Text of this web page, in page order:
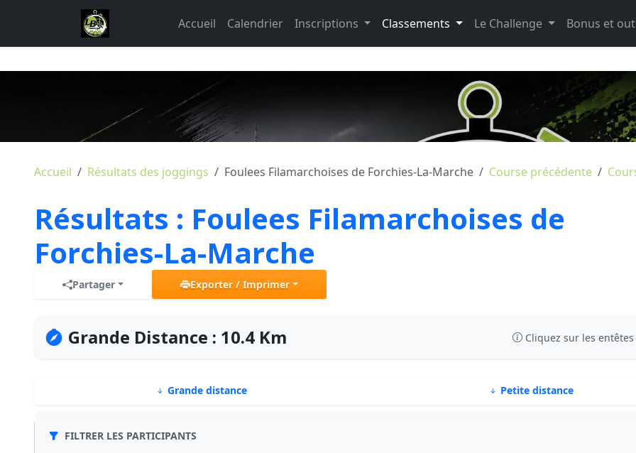
Accueil Calendrier Inscriptions Classements Le Challenge Bonus et
Accueil Résultats des joggings Foulees Filamarchoises de Forchies-La-Marche Course précédente
Résultats : Foulees Filamarchoises de
Forchies-La-Marche
Partager Exporter / Imprimer
Grande Distance : 10.4 Km Cliquez sur les
Grande distance Petite distance
FILTRER LES PARTICIPANTS